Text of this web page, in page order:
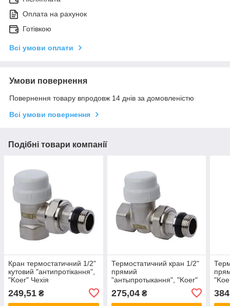
Оплата на рахунок
Готівкою
Всі умови оплати
Умови повернення
Повернення товару впродовж 14 днів за домовленістю
Всі умови повернення
Подібні товари компанії
Кран термостатичний 1/2"
кутовий "антипротікання",
"Koer" Чехія
249,51 ₴
Термостатичний кран 1/2"
прямий
"антыпротыкання", "Koer"
275,04₴